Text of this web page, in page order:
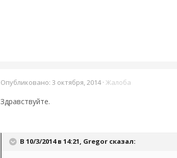
Опубликовано: 3 октября, 2014· Жалоба
Здравствуйте.
В 10/3/2014 в 14:21, Gregor сказал: